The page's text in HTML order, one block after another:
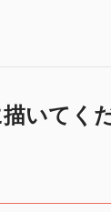
いてく